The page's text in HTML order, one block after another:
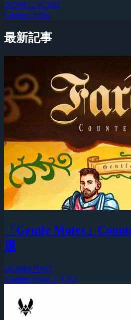
2025年12月28日
Counter-Strike
最新記事
「Gentle Mates」
退
2026年8月8日
Counter-Strike 2 (CS2)